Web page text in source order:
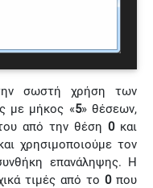
σωστή χρήση των
με μήκος «5» θέσεων,
από την θέση0και
χρησιμοποιούμε τον
επανάληψης. Η
τιμές από το 0που